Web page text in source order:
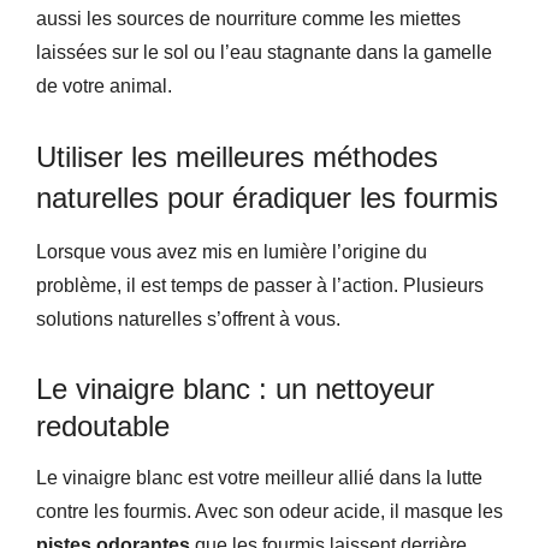
aussi les sources de nourriture comme les miettes
laissées sur le sol ou l’eau stagnante dans la gamelle
de votre animal.
Utiliser les meilleures méthodes
naturelles pour éradiquer les fourmis
Lorsque vous avez mis en lumière l’origine du
problème, il est temps de passer à l’action. Plusieurs
solutions naturelles s’offrent à vous.
Le vinaigre blanc : un nettoyeur
redoutable
Le vinaigre blanc est votre meilleur allié dans la lutte
contre les fourmis. Avec son odeur acide, il masque les